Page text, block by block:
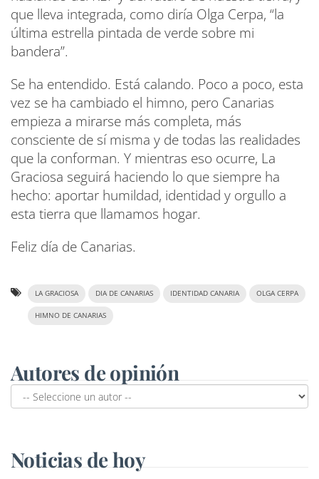
que lleva integrada, como diría Olga Cerpa, “la
última estrella pintada de verde sobre mi
bandera”.
Se ha entendido. Está calando. Poco a poco, esta
vez se ha cambiado el himno, pero Canarias
empieza a mirarse más completa, más
consciente de sí misma y de todas las realidades
que la conforman. Y mientras eso ocurre, La
Graciosa seguirá haciendo lo que siempre ha
hecho: aportar humildad, identidad y orgullo a
esta tierra que llamamos hogar.
Feliz día de Canarias.
LA GRACIOSA DIA DE CANARIAS IDENTIDAD CANARIA OLGA CERPA
HIMNO DE CANARIAS
Autores de opinión
Noticias de hoy